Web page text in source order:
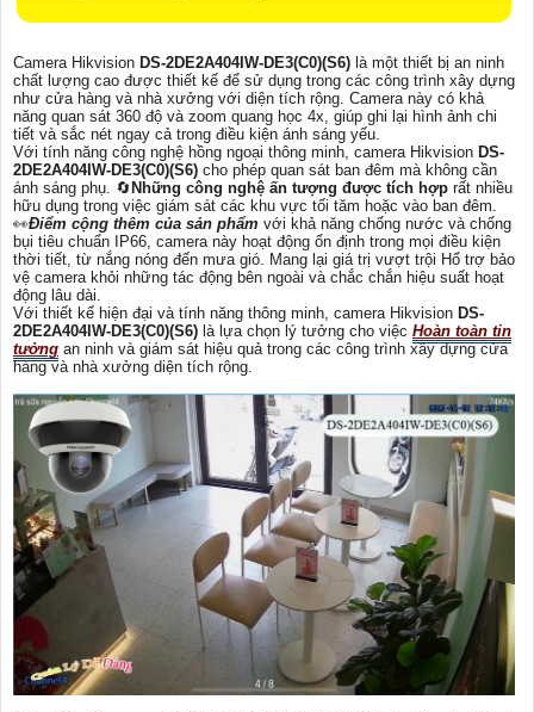
Camera Hikvision DS-2DE2A404IW-DE3(C0)(S6) là một thiết bị an ninh
chất lượng cao được thiết kế để sử dụng trong các công trình xây dựng
như cửa hàng và nhà xưởng với diện tích rộng. Camera này có khả
năng quan sát 360 độ và zoom quang học 4x, giúp ghi lại hình ảnh chi
tiết và sắc nét ngay cả trong điều kiện ánh sáng yếu.
Với tính năng công nghệ hồng ngoại thông minh, camera Hikvision DS-
2DE2A404IW-DE3(C0)(S6) cho phép quan sát ban đêm mà không cần
ánh sáng phụ. 🔄 Những công nghệ ấn tượng được tích hợp rất nhiều
hữu dụng trong việc giám sát các khu vực tối tăm hoặc vào ban đêm.
️👀Điểm cộng thêm của sản phẩm với khả năng chống nước và chống
bụi tiêu chuẩn IP66, camera này hoạt động ổn định trong mọi điều kiện
thời tiết, từ nắng nóng đến mưa gió. Mang lại giá trị vượt trội Hổ trợ bảo
vệ camera khỏi những tác động bên ngoài và chắc chắn hiệu suất hoạt
động lâu dài.
Với thiết kế hiện đại và tính năng thông minh, camera Hikvision DS-
2DE2A404IW-DE3(C0)(S6) là lựa chọn lý tưởng cho việc Hoàn toàn tin
tưởng an ninh và giám sát hiệu quả trong các công trình xây dựng cửa
hàng và nhà xưởng diện tích rộng.